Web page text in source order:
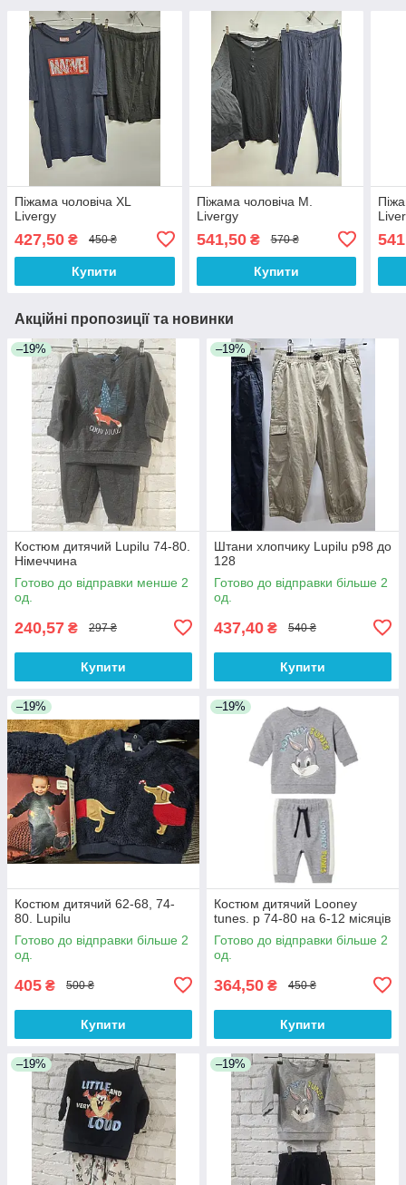
Піжама чоловіча XL
Livergy
427,50 ₴ 450 ₴
Купити
Піжама чоловіча M.
Livergy
541,50₴ 570 ₴
Купити
Акційні пропозиції та новинки
–19%
Костюм дитячий Lupilu 74-80.
Німеччина
Готово до відправки менше 2
од.
240,57 ₴ 297 ₴
Купити
–19%
Штани хлопчику Lupilu р98 до
128
Готово до відправки більше 2
од.
437,40 ₴ 540 ₴
Купити
–19%
Костюм дитячий 62-68, 74-
80. Lupilu
Готово до відправки більше 2
од.
405 ₴ 500 ₴
Купити
–19%
Костюм дитячий Looney
tunes. р 74-80 на 6-12 місяців
Готово до відправки більше 2
од.
364,50 ₴ 450 ₴
Купити
–19% –19%